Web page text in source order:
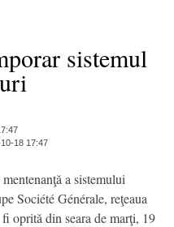
sistemul
18 17:47
a sistemului
Société Générale, reţeaua
oprită din seara de marţi, 19